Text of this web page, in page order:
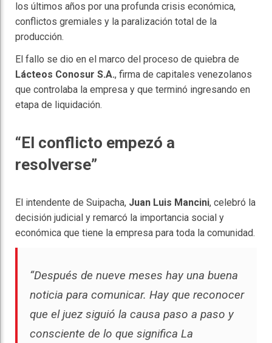
los últimos años por una profunda crisis económica,
conflictos gremiales y la paralización total de la
producción.
El fallo se dio en el marco del proceso de quiebra de
Lácteos Conosur S.A., firma de capitales venezolanos
que controlaba la empresa y que terminó ingresando en
etapa de liquidación.
“El conflicto empezó a
resolverse”
El intendente de Suipacha, Juan Luis Mancini, celebró la
decisión judicial y remarcó la importancia social y
económica que tiene la empresa para toda la comunidad.
“Después de nueve meses hay una buena
noticia para comunicar. Hay que reconocer
que el juez siguió la causa paso a paso y
consciente de lo que significa La